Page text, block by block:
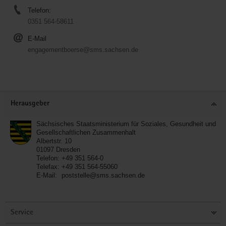
Telefon:
0351 564-58611
E-Mail
engagementboerse@sms.sachsen.de
Herausgeber
Sächsisches Staatsministerium für Soziales, Gesundheit und
Gesellschaftlichen Zusammenhalt
Albertstr. 10
01097 Dresden
Telefon: +49 351 564-0
Telefax: +49 351 564-55060
E-Mail:
poststelle@sms.sachsen.de
Service